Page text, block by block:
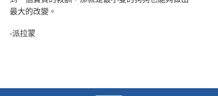
最大的改變。
-派拉蒙